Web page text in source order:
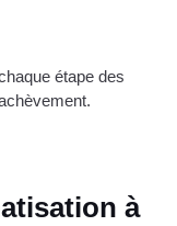
étape des
à